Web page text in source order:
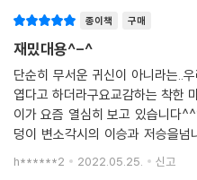
아이들은 이야기를 읽으며, 그동안
요덕이가 갖고 있는 결핍에 겹쳐 보
신처럼 느끼게 될지도 모릅니다. 마
만나는 것입니다. 요덕이와 변소각
험을 겪으며 조금씩 성장해 가는 것
음속에 꽁꽁 숨겨 두었던 불안함과
소중한 시간을 갖게 될 것입니다.
종이책 구매
재밌대용^-^
단순히 무서운 귀신이 아니라는..
엽다고 하더라구요교감하는 착한
이가 요즘 열심히 보고 있습니다
덩이 변소각시의 이승과 저승을넘
통하여다양한 사랑을 알아가요가
h******2 2022.05.25. 신고